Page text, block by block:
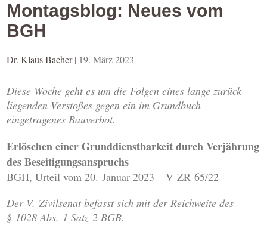
Montagsblog: Neues vom
BGH
Dr. Klaus Bacher | 19. März 2023
Diese Woche geht es um die Folgen eines lange zurück
liegenden Verstoßes gegen ein im Grundbuch
eingetragenes Bauverbot.
Erlöschen einer Grunddienstbarkeit durch Verjährung
des Beseitigungsanspruchs
BGH, Urteil vom 20. Januar 2023 – V ZR 65/22
Der V. Zivilsenat befasst sich mit der Reichweite des
§ 1028 Abs. 1 Satz 2 BGB.